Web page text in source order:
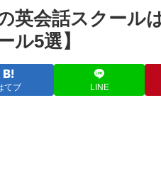
英会話スクール
ル5選】
てブ LINE